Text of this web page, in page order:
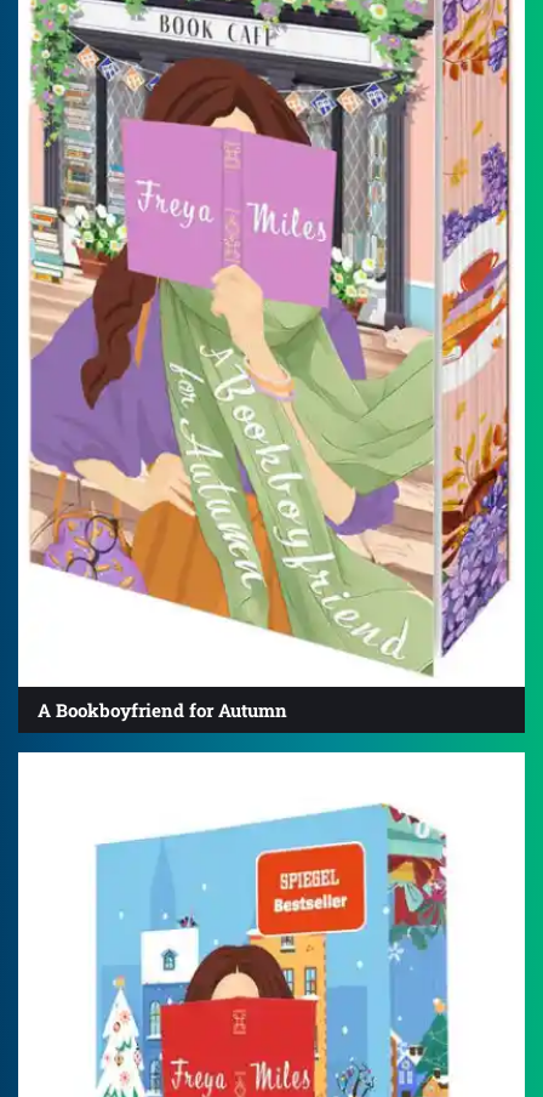
A Bookboyfriend for Autumn